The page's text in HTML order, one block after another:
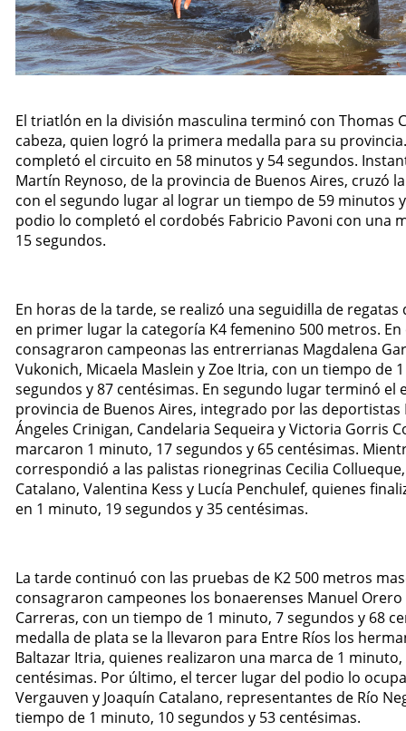
El triatlón en la división masculina terminó con Thomas
cabeza, quien logró la primera medalla para su
completó el circuito en 58 minutos y 54 segundos.
Martín Reynoso, de la provincia de Buenos Aires, cruzó
con el segundo lugar al lograr un tiempo de 59 minutos
podio lo completó el cordobés Fabricio Pavoni con una
15 segundos.
En horas de la tarde, se realizó una seguidilla de
en primer lugar la categoría K4 femenino 500 metros. En
consagraron campeonas las entrerrianas Magdalena
Vukonich, Micaela Maslein y Zoe Itria, con un tiempo de
segundos y 87 centésimas. En segundo lugar terminó el
provincia de Buenos Aires, integrado por las deportistas
Ángeles Crinigan, Candelaria Sequeira y Victoria Gorris
marcaron 1 minuto, 17 segundos y 65 centésimas.
correspondió a las palistas rionegrinas Cecilia
Catalano, Valentina Kess y Lucía Penchulef, quienes
en 1 minuto, 19 segundos y 35 centésimas.
La tarde continuó con las pruebas de K2 500 metros
consagraron campeones los bonaerenses Manuel Orero
Carreras, con un tiempo de 1 minuto, 7 segundos y 68
medalla de plata se la llevaron para Entre Ríos los
Baltazar Itria, quienes realizaron una marca de 1 minuto,
centésimas. Por último, el tercer lugar del podio lo
Vergauven y Joaquín Catalano, representantes de Río
tiempo de 1 minuto, 10 segundos y 53 centésimas.